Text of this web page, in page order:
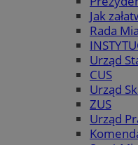
Jak
Rada
Urząd
CUS
Urząd
ZUS
Urząd